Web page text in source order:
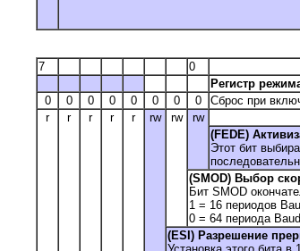
7
0
Регистр
0
0 0 0 0 0 0 0
Сброс при
r
r r r r rw rw
rw
(FEDE)
Этот бит
(SMOD) Выбор
Бит SMOD
1 = 16 периодов
0 = 64 периода
(ESI) Разрешение